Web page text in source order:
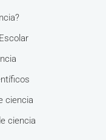
ciencia
ciencia